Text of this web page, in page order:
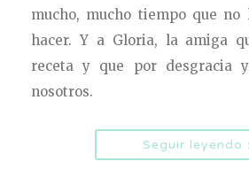
mucho, mucho tiempo que
hacer. Y a Gloria, la amiga
receta y que por desgracia
nosotros.
Seguir leyendo